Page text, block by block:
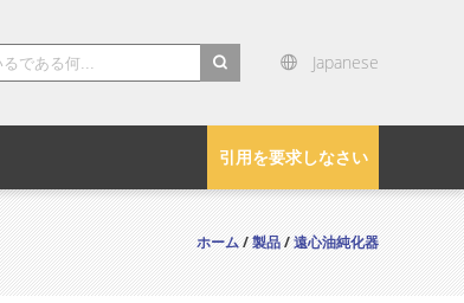
Japanese
引用を要求しなさい
ホーム/製品/遠心油純化器